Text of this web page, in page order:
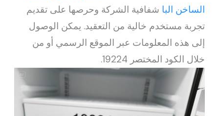
الساخن البا شفافية الشركة وحرصها على تقديم
تجربة مستخدم خالية من التعقيد. يمكن الوصول
إلى هذه المعلومات عبر الموقع الرسمي أو من
خلال الكود المختصر 19224.